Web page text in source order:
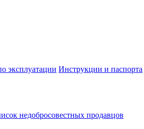
эксплуатации Инструкции и паспорта
недобросовестных продавцов